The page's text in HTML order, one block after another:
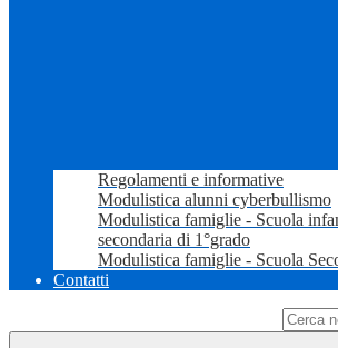
Regolamenti e informative
Modulistica alunni cyberbullismo
Modulistica famiglie - Scuola
secondaria di 1°grado
Modulistica famiglie - Scuola
Contatti